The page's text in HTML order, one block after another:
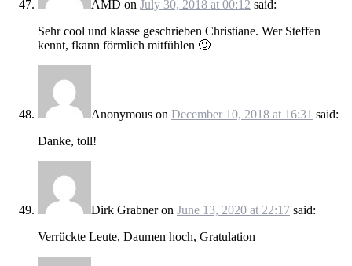
AMD on July 30, 2018 at 00:12 said:
Sehr cool und klasse geschrieben Christiane. Wer Steffen
kennt, fkann förmlich mitfühlen 🙂
Anonymous on December 10, 2018 at 16:31 said:
Danke, toll!
Dirk Grabneron June 13, 2020 at 22:17 said:
Verrückte Leute, Daumen hoch, Gratulation